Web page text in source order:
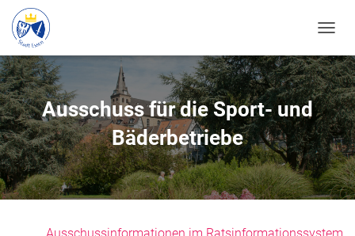
A
V
I
G
A
T
I
O
N
U
Ausschuss für die Sport- und
Bäderbetriebe